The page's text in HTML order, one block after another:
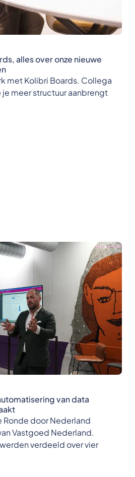
alles over onze nieuwe
met Kolibri Boards. Collega
je meer structuur aanbrengt
van data
Ronde door Nederland
Vastgoed Nederland.
verdeeld over vier